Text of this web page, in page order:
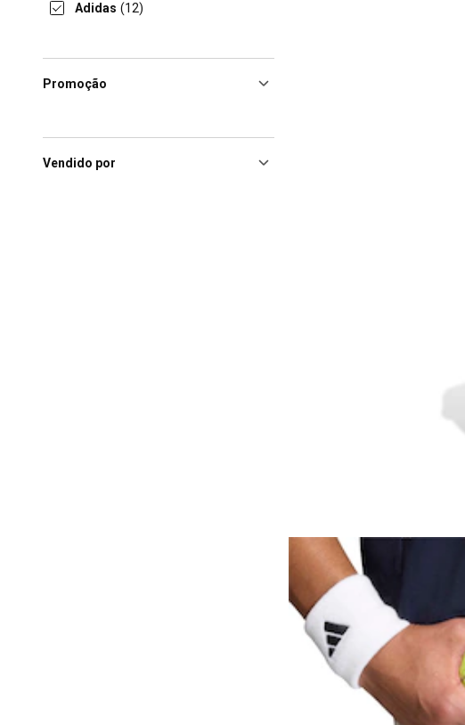
Adidas (12)
Promoção
Vendido por